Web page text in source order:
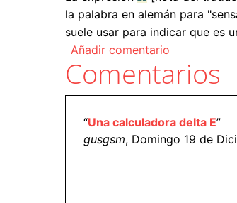
la palabra en alemán para
suele usar para indicar que es
Añadir comentario
Comentarios
“Una calculadora delta E”
gusgsm, Domingo 19 de